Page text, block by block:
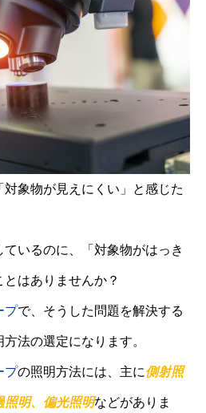
象物が見えにくい」と感じた
いるのに、「対象物がはっき
はありませんか？
プで、そうした問題を解決する
法の選定になります。
プの照明方法には、主に側射照
照明、偏光照明などがありま